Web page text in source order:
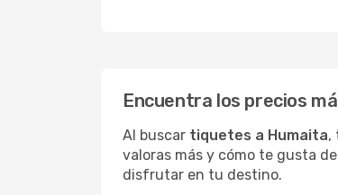
Encuentra los precios
Al buscar tiquetes a Humaita,
valoras más y cómo te gusta
disfrutar en tu destino.